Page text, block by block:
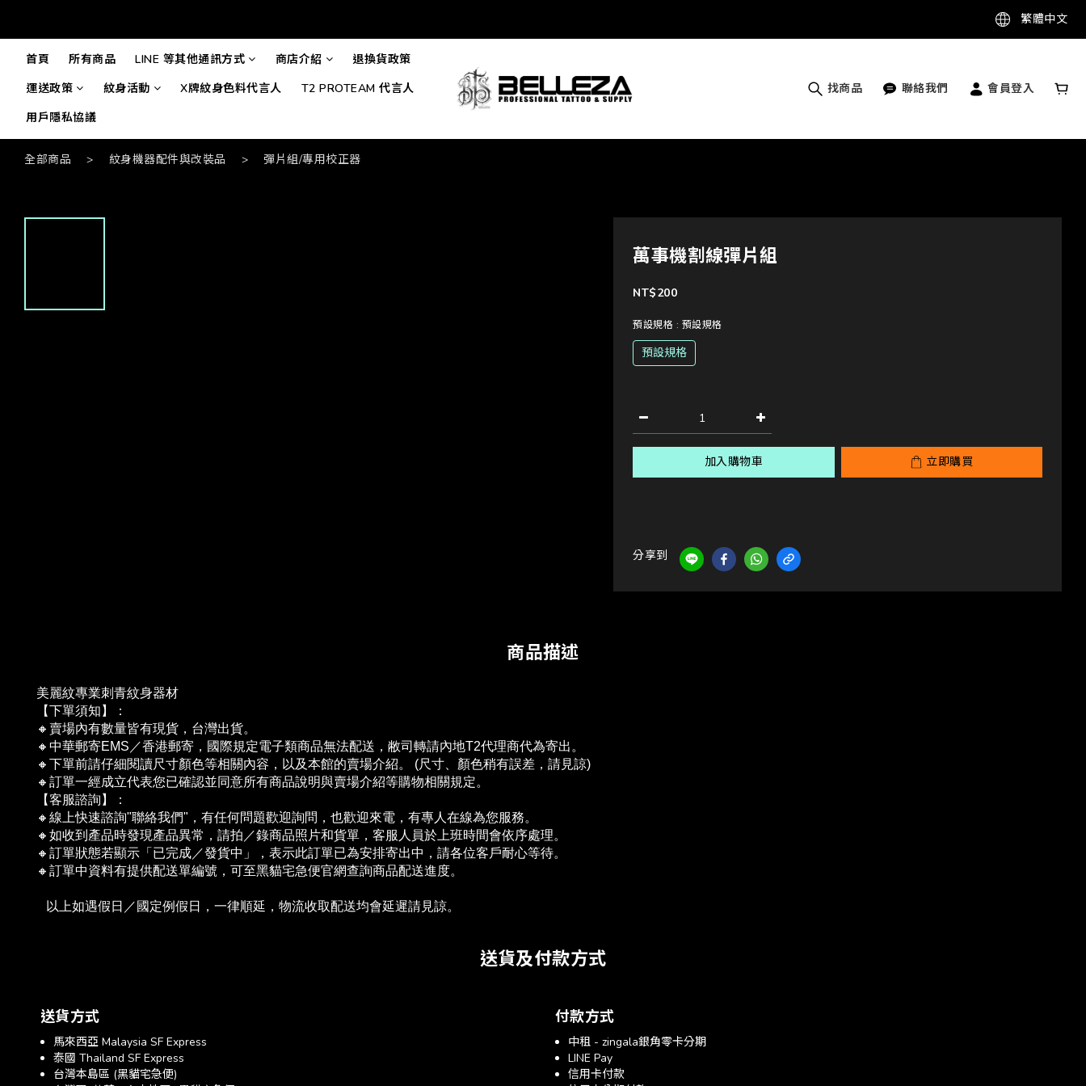
繁體中文
首頁 所有商品 LINE 等其他通訊方式 商店介紹
退換貨政策
運送政策
紋身活動 X牌紋身色料代言人
T2 PROTEAM 代言人
用戶隱私協議
找商品 聯絡我們 會員登入
全部商品 > 紋身機器配件與改裝品 > 彈片組/專用校正器
萬事機割線彈片組
NT$200
預設規格 : 預設規格
預設規格
加入購物車 立即購買
分享到
商品描述
美麗紋專業刺青紋身器材
【下單須知】：
🔸賣場內有數量皆有現貨，台灣出貨。
🔸中華郵寄EMS／香港郵寄，國際規定電子類商品無法配送，敝司轉請內地T2代理商代為寄出。
🔸下單前請仔細閱讀尺寸顏色等相關內容，以及本館的賣場介紹。 (尺寸、顏色稍有誤差，請見諒)
🔸訂單一經成立代表您已確認並同意所有商品說明與賣場介紹等購物相關規定。
【客服諮詢】：
🔸線上快速諮詢"聯絡我們"，有任何問題歡迎詢問，也歡迎來電，有專人在線為您服務。
🔸如收到產品時發現產品異常，請拍／錄商品照片和貨單，客服人員於上班時間會依序處理。
🔸訂單狀態若顯示「已完成／發貨中」，表示此訂單已為安排寄出中，請各位客戶耐心等待。
🔸訂單中資料有提供配送單編號，可至黑貓宅急便官網查詢商品配送進度。
   以上如遇假日／國定例假日，一律順延，物流收取配送均會延遲請見諒。
送貨及付款方式
送貨方式
馬來西亞 Malaysia SF Express
泰國 Thailand SF Express
台灣本島區 (黑貓宅急便)
付款方式
中租 - zingala銀角零卡分期
LINE Pay
信用卡付款